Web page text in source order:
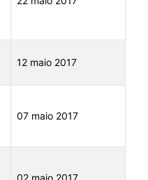
12 maio 2017
07 maio 2017